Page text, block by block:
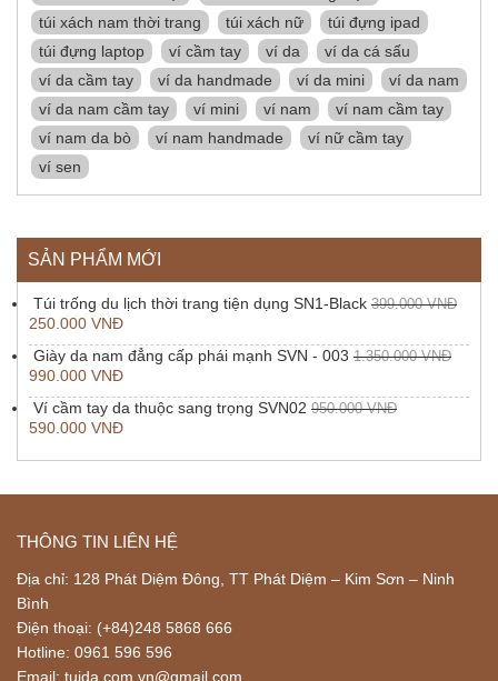
túi xách nam thời trang
túi xách nữ
túi đựng ipad
túi đựng laptop
ví cầm tay ví da
ví da cá sấu
ví da cầm tay
ví da handmade ví da mini
ví da nam
ví da nam cầm tay
ví mini ví nam
ví nam cầm tay
ví nam da bò
ví nam handmade
ví nữ cầm tay
ví sen
SẢN PHẨM MỚI
Túi trống du lịch thời trang tiện dụng SN1-Black 399.000VNĐ
250.000 VNĐ
Giày da nam đẳng cấp phái mạnh SVN - 003 1.350.000VNĐ
990.000 VNĐ
Ví cầm tay da thuộc sang trọng SVN02 950.000VNĐ
590.000 VNĐ
THÔNG TIN LIÊN HỆ
Địa chỉ: 128 Phát Diệm Đông, TT Phát Diệm – Kim Sơn – Ninh
Bình
Điện thoại: (+84)248 5868 666
Hotline: 0961 596 596
Email: tuida.com.vn@gmail.com